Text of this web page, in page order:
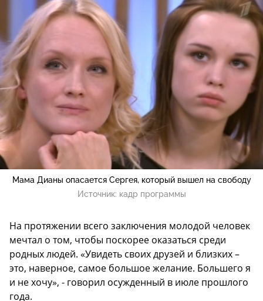
Мама Дианы опасается Сергея, который вышел на свободу
Источник: кадр программы
На протяжении всего заключения молодой человек
мечтал о том, чтобы поскорее оказаться среди
родных людей. «Увидеть своих друзей и близких –
это, наверное, самое большое желание. Большего я
и не хочу», - говорил осужденный в июле прошлого
года.